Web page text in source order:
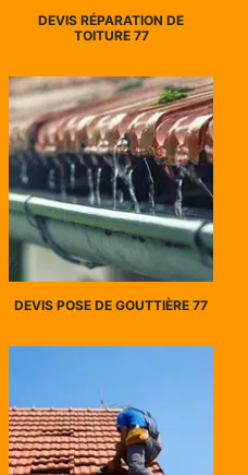
DEVIS RÉPARATION DE
TOITURE 77
DEVIS POSE DE GOUTTIÈRE 77